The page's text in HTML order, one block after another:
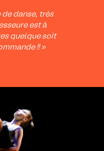
de danse, très
est à
quelque soit
!! »